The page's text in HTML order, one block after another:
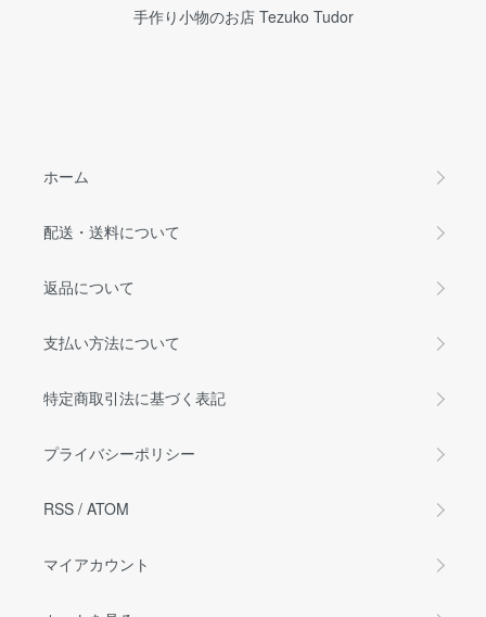
手作り小物のお店 Tezuko Tudor
ホーム
配送・送料について
返品について
支払い方法について
特定商取引法に基づく表記
プライバシーポリシー
RSS / ATOM
マイアカウント